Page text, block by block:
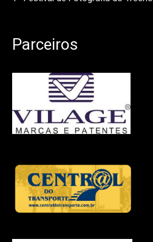
Parceiros